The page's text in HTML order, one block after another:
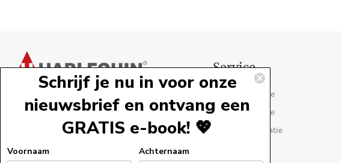
Service
Webshopservice
Bestelinformatie
Verzendinformatie
Schrijf je nu in voor onze
nieuwsbrief en ontvang een
GRATIS e-book! 💖
Voornaam Achternaam